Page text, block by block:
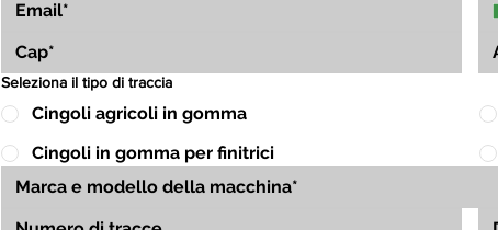
Seleziona il tipo di traccia
Cingoli agricoli in gomma
Cingoli in gomma per finitrici